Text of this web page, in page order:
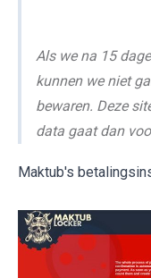
Als we na 15
kunnen we niet
bewaren. Deze
data gaat dan
Maktub's